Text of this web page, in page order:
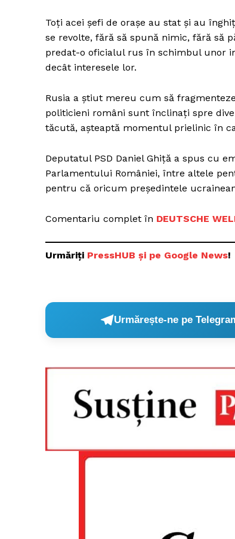
Toți acei șefi de orașe au stat și au
se revolte, fără să spună nimic, fără să
predat-o oficialul rus în schimbul unor
decât interesele lor.
Rusia a știut mereu cum să
politicieni români sunt înclinați spre
tăcută, așteaptă momentul prielinic în
Deputatul PSD Daniel Ghiţă a spus cu
Parlamentului României, între altele
pentru că oricum președintele
Comentariu complet în DEUTSCHE
Urmăriți PressHUB și pe Google News!
Urmărește-ne pe